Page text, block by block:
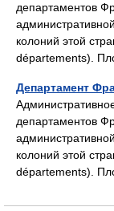
департаментов
колоний этой
départements).
Департамент
департаментов
колоний этой
départements).